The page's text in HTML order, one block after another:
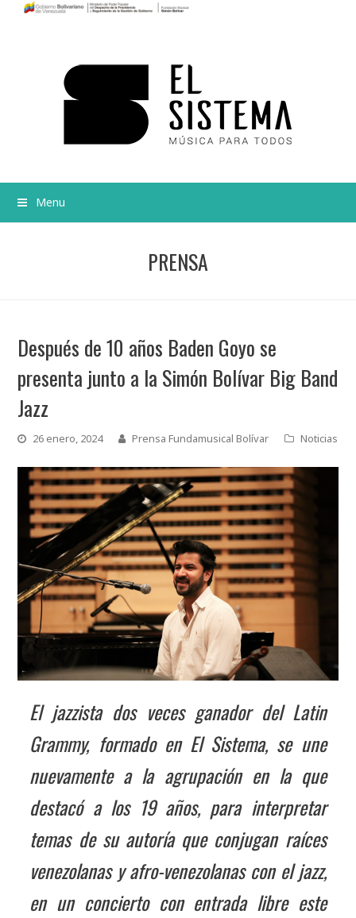
Menu
PRENSA
Después de 10 años Baden Goyo se
presenta junto a la Simón Bolívar Big Band
Jazz
26 enero, 2024 Prensa Fundamusical Bolívar Noticias
El jazzista dos veces ganador del Latin
Grammy, formado en El Sistema, se une
nuevamente a la agrupación en la que
destacó a los 19 años, para interpretar
temas de su autoría que conjugan raíces
venezolanas y afro-venezolanas con el jazz,
en un concierto con entrada libre este